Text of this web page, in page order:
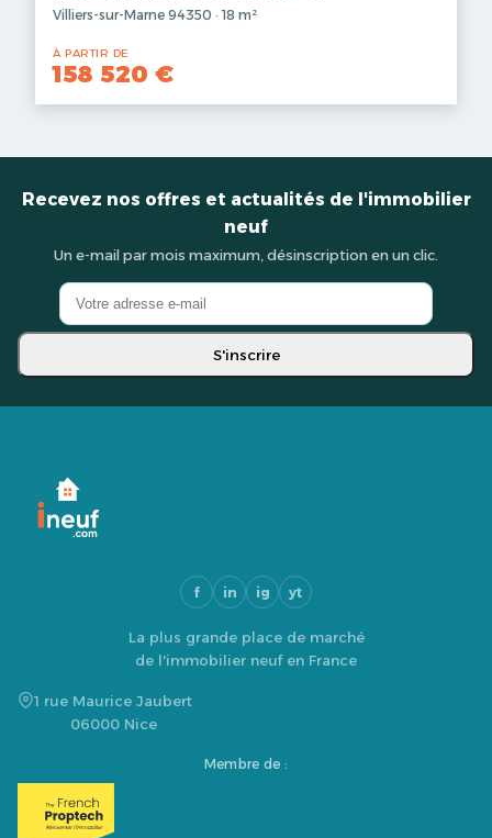
Villiers-sur-Marne 94350 · 18 m²
À PARTIR DE
158 520 €
Recevez nos offres et actualités de l'immobilier
neuf
Un e-mail par mois maximum, désinscription en un clic.
S'inscrire
f in ig yt
La plus grande place de marché
de l'immobilier neuf en France
1 rue Maurice Jaubert
06000 Nice
Membre de :